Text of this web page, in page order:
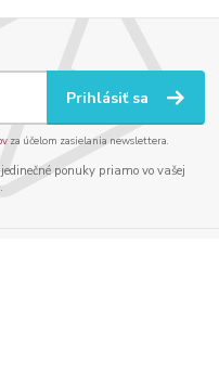
Prihlásiť sa
za účelom zasielania newslettera.
ponuky priamo vo vašej